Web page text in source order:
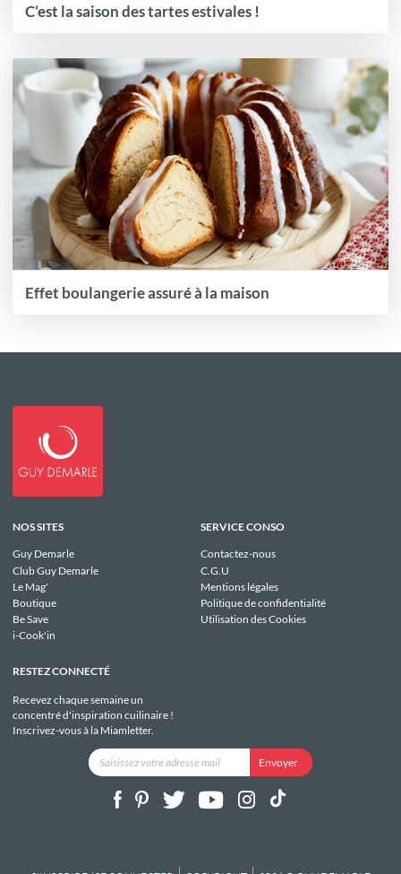
C’est la saison des tartes estivales !
Effet boulangerie assuré à la maison
NOS SITES
Guy Demarle
Club Guy Demarle
Le Mag'
Boutique
Be Save
i-Cook'in
SERVICE CONSO
Contactez-nous
C.G.U
Mentions légales
Politique de confidentialité
Utilisation des Cookies
RESTEZ CONNECTÉ
Recevez chaque semaine un
concentré d'inspiration cuilinaire !
Inscrivez-vous à la Miamletter.